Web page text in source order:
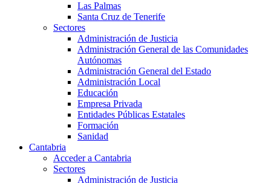
Las Palmas
Santa Cruz de Tenerife
Sectores
Administración de Justicia
Administración General de las Comunidades
Autónomas
Administración General del Estado
Administración Local
Educación
Empresa Privada
Entidades Públicas Estatales
Formación
Sanidad
Cantabria
Acceder a Cantabria
Sectores
Administración de Justicia